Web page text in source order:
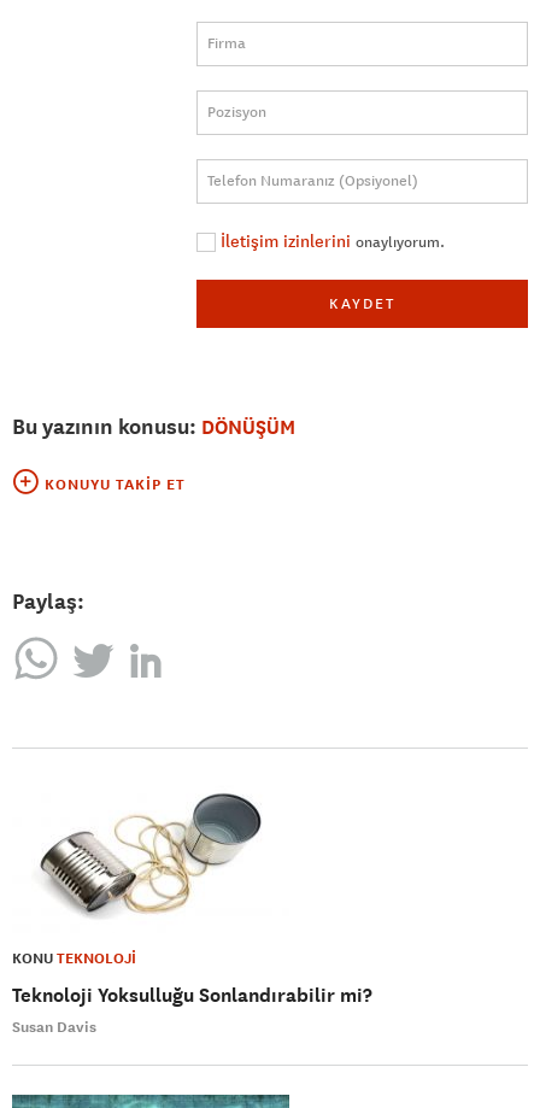
İletişim izinlerini onaylıyorum.
KAYDET
Bu yazının konusu: DÖNÜŞÜM
KONUYU TAKIP ET
Paylaş:
KONUTEKNOLOJİ
Teknoloji Yoksulluğu Sonlandırabilir mi?
Susan Davis